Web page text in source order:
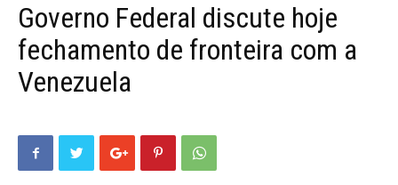
Governo Federal discute hoje
fechamento de fronteira com a
Venezuela